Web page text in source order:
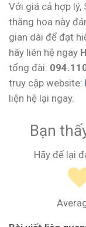
Với giá cả hợp lý,
thăng hoa này
gian dài để đạt
hãy liên hệ ngay
tổng đài:
truy cập website:
liện hệ lại ngay.
Bạn
Hãy để lại